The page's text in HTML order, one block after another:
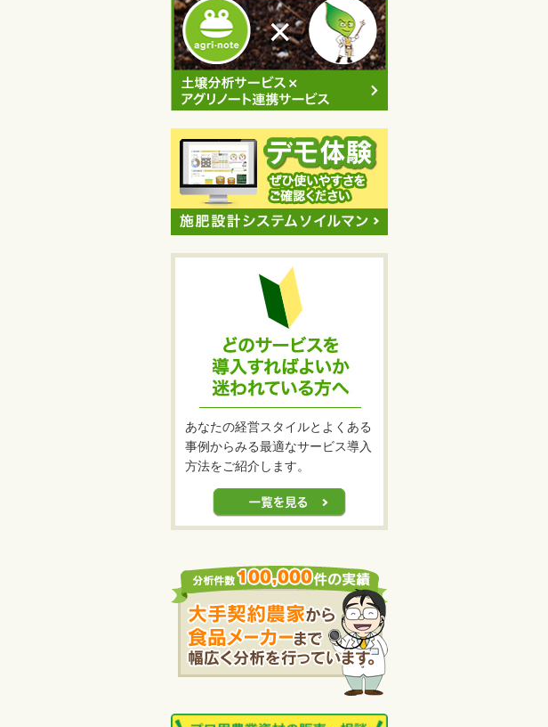
あなたの経営スタイルとよくある
事例からみる最適なサービス導入
方法をご紹介します。